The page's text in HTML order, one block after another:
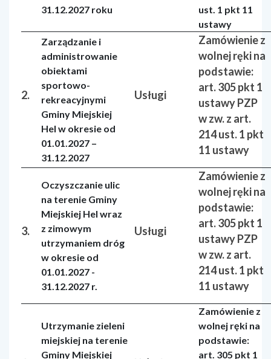
31.12.2027 roku
ust. 1 pkt 11
ustawy
2.
Zarządzanie i
administrowanie
obiektami
sportowo-
rekreacyjnymi
Gminy Miejskiej
Hel w okresie od
01.01.2027 –
31.12.2027
Usługi
Zamówienie z
wolnej ręki na
podstawie:
art. 305 pkt 1
ustawy PZP
w zw. z art.
214 ust. 1 pkt
11 ustawy
3.
Oczyszczanie ulic
na terenie Gminy
Miejskiej Hel wraz
z zimowym
utrzymaniem dróg
w okresie od
01.01.2027 -
31.12.2027 r.
Usługi
Zamówienie z
wolnej ręki na
podstawie:
art. 305 pkt 1
ustawy PZP
w zw. z art.
214 ust. 1 pkt
11 ustawy
Utrzymanie zieleni
miejskiej na terenie
Gminy Miejskiej
Zamówienie z
wolnej ręki na
podstawie:
art. 305 pkt 1